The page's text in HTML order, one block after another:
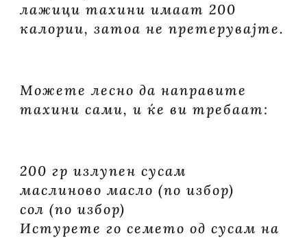
лажици тахини имаат 200
калории, затоа не претерувајте.
Можете лесно да направите
тахини сами, и ќе ви требаат:
200 гр излупен сусам
маслиново масло (по избор)
сол (по избор)
Истурете го семето од сусам на